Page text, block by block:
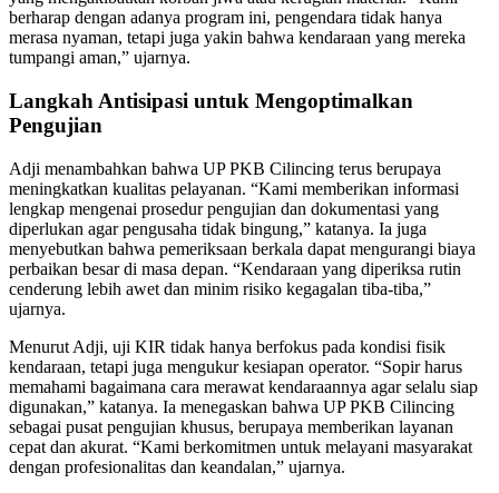
berharap dengan adanya program ini, pengendara tidak hanya
merasa nyaman, tetapi juga yakin bahwa kendaraan yang mereka
tumpangi aman,” ujarnya.
Langkah Antisipasi untuk Mengoptimalkan
Pengujian
Adji menambahkan bahwa UP PKB Cilincing terus berupaya
meningkatkan kualitas pelayanan. “Kami memberikan informasi
lengkap mengenai prosedur pengujian dan dokumentasi yang
diperlukan agar pengusaha tidak bingung,” katanya. Ia juga
menyebutkan bahwa pemeriksaan berkala dapat mengurangi biaya
perbaikan besar di masa depan. “Kendaraan yang diperiksa rutin
cenderung lebih awet dan minim risiko kegagalan tiba-tiba,”
ujarnya.
Menurut Adji, uji KIR tidak hanya berfokus pada kondisi fisik
kendaraan, tetapi juga mengukur kesiapan operator. “Sopir harus
memahami bagaimana cara merawat kendaraannya agar selalu siap
digunakan,” katanya. Ia menegaskan bahwa UP PKB Cilincing
sebagai pusat pengujian khusus, berupaya memberikan layanan
cepat dan akurat. “Kami berkomitmen untuk melayani masyarakat
dengan profesionalitas dan keandalan,” ujarnya.